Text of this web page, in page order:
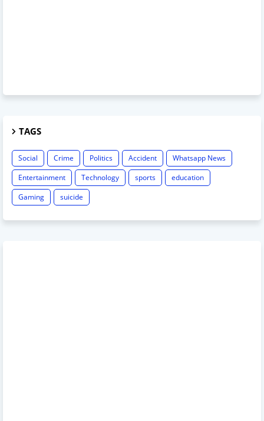
TAGS
Social Crime Politics Accident
Whatsapp News
Entertainment
Technology sports
education
Gaming
suicide